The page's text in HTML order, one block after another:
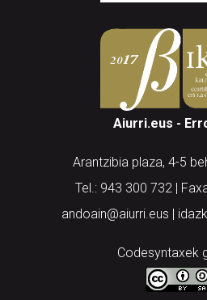
Aiurri.eus -
Arantzibia plaza, 4-5
Tel.: 943 300 732 |
andoain@aiurri.eus |
Codesyntaxek